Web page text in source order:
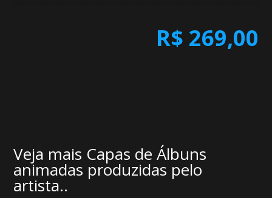
R$ 269,00
Veja mais Capas de Álbuns
animadas produzidas pelo
artista..